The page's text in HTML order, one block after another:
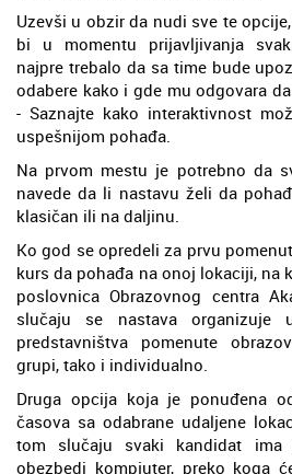
Uzevši u obzir da nudi sve te
bi u momentu prijavljivanja
najpre trebalo da sa time bude
odabere kako i gde mu odgovara
- Saznajte kako interaktivnost
uspešnijom pohađa.
Na prvom mestu je potrebno da
navede da li nastavu želi da
klasičan ili na daljinu.
Ko god se opredeli za prvu
kurs da pohađa na onoj lokaciji, na
poslovnica Obrazovnog centra
slučaju se nastava organizuje
predstavništva pomenute
grupi, tako i individualno.
Druga opcija koja je ponuđena
časova sa odabrane udaljene
tom slučaju svaki kandidat
obezbedi kompjuter, preko koga